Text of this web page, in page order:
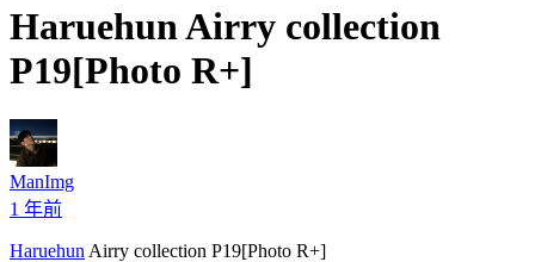
Haruehun Airry collection
P19[Photo R+]
ManImg
1 年前
Haruehun Airry collection P19[Photo R+]